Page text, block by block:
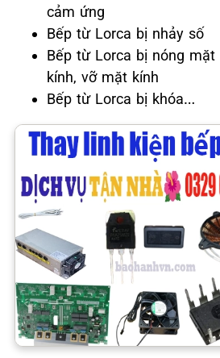
cảm ứng
Bếp từ Lorca bị nhảy số
Bếp từ Lorca bị nóng
kính, vỡ mặt kính
Bếp từ Lorca bị khóa…